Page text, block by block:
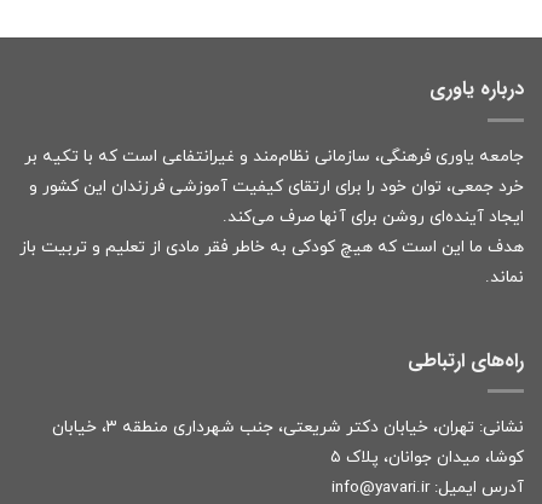
درباره یاوری
جامعه یاوری فرهنگی، سازمانی نظام‌مند و غیرانتفاعی است که با تکیه بر
خرد جمعی، توان خود را برای ارتقای کیفیت آموزشی فرزندان این کشور و
ایجاد آینده‌ای روشن برای آنها صرف می‌کند.
هدف ما این است که هیچ کودکی به خاطر فقر مادی از تعلیم و تربیت باز
نماند.
راه‌های ارتباطی
نشانی: تهران، خیابان دکتر شریعتی، جنب شهرداری منطقه ۳، خیابان
کوشا، میدان جوانان، پلاک ۵
آدرس ایمیل: info@yavari.ir